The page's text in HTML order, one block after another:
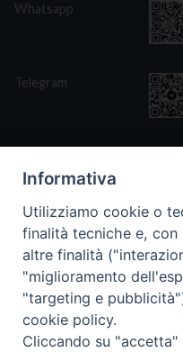
Whatsapp
Telegram
CONTATTI
Via San Giovanni Eudes 25,
fsp@paoline.org
- Privacy Policy
- Cookie Policy
Informativa
Utilizziamo cookie o
finalità tecniche e,
altre finalità
"miglioramento
"targeting e
cookie policy.
Cliccando su